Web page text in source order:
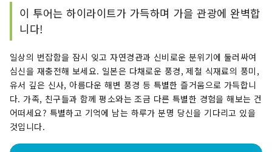
이 투어는 하이라이트가 가득하며 가을 관광에 완벽합
니다!
일상의 번잡함을 잠시 잊고 자연경관과 신비로운 분위기에 둘러싸여
심신을 재충전해 보세요. 일본은 다채로운 풍경, 제철 식재료의 풍미,
유서 깊은 신사, 아름다운 해변 풍경 등 특별한 즐거움으로 가득합니
다. 가족, 친구들과 함께 평소와는 조금 다른 특별한 경험을 해보는 건
어떠세요? 특별하고 기억에 남는 하루가 분명 당신을 기다리고 있을
것입니다.